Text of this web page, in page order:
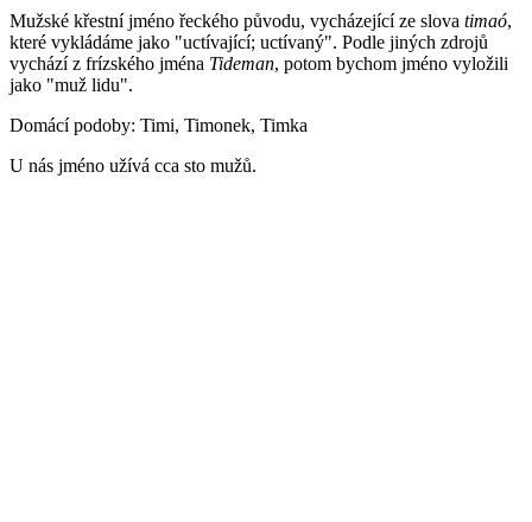
Mužské křestní jméno řeckého původu, vycházející ze slova timaó,
které vykládáme jako "uctívající; uctívaný". Podle jiných zdrojů
vychází z frízského jména Tideman, potom bychom jméno vyložili
jako "muž lidu".
Domácí podoby: Timi, Timonek, Timka
U nás jméno užívá cca sto mužů.